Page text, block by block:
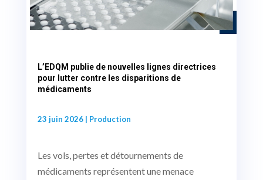
L’EDQM publie de nouvelles lignes directrices
pour lutter contre les disparitions de
médicaments
23 juin 2026| Production
Les vols, pertes et détournements de
médicaments représentent une menace